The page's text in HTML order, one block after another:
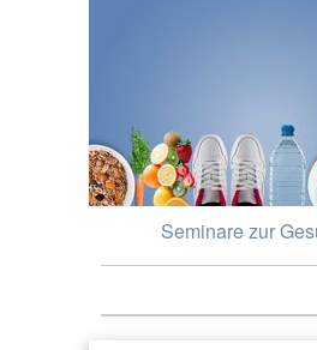
Seminare zur